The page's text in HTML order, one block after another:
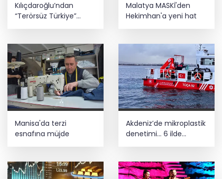
Kılıçdaroğlu’ndan
“Terörsüz Türkiye”
mesajı... Sürece
vereceğiz
Malatya MASKİ'den
Hekimhan'a yeni hat
Manisa'da terzi
esnafına müjde
Akdeniz’de mikroplastik
denetimi... 6 ilde